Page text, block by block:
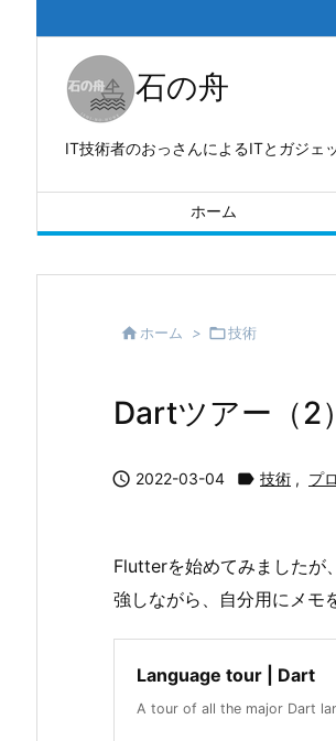
石の舟
IT技術者のおっさんによるITとガジェ
ホーム
 ホーム > 技術
Dartツアー（2
 2022-03-04  技術 , プ
Flutterを始めてみましたが
強しながら、自分用にメモ
Language tour | Dart
A tour of all the major Dart